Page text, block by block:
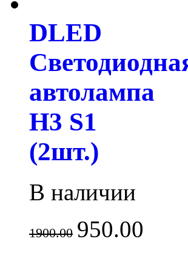
DLED
автолампа
H3 S1
(2шт.)
В наличии
1900.00 950.00